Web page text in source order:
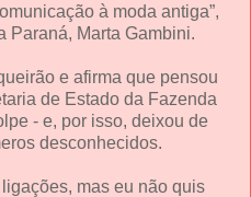
à moda antiga”,
Paraná, Marta Gambini.
e afirma que pensou
de Estado da Fazenda
- e, por isso, deixou de
desconhecidos.
mas eu não quis